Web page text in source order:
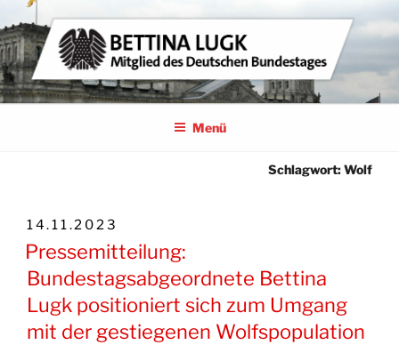
Zum
Inhalt
springen
BETTINA LUGK
MITGLIED DES DEUTSCHEN BUNDESTAGES
Menü
Schlagwort:Wolf
VERÖFFENTLICHT
AM
14.11.2023
Pressemitteilung:
Bundestagsabgeordnete Bettina
Lugk positioniert sich zum Umgang
mit der gestiegenen Wolfspopulation